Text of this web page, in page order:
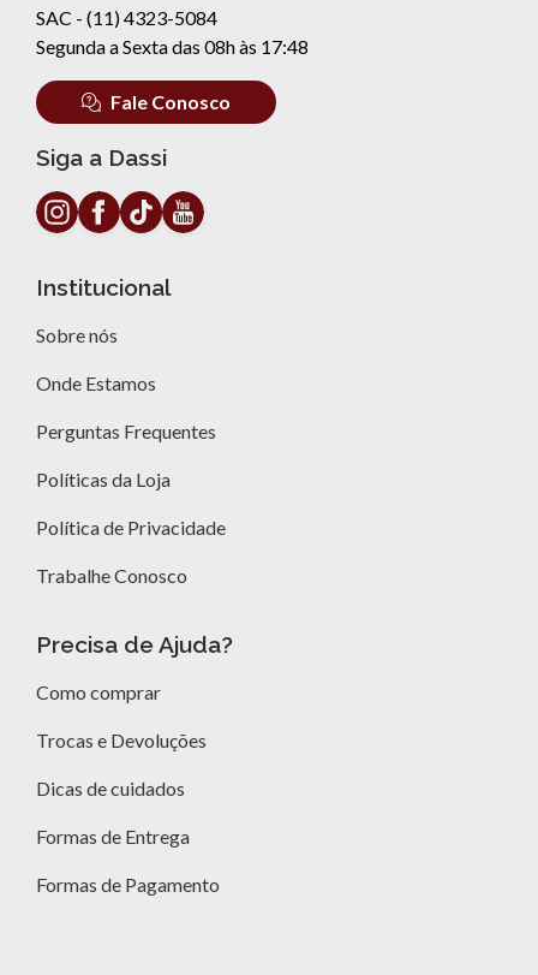
SAC - (11) 4323-5084
Segunda a Sexta das 08h às 17:48
Fale Conosco
Siga a Dassi
Institucional
Sobre nós
Onde Estamos
Perguntas Frequentes
Políticas da Loja
Política de Privacidade
Trabalhe Conosco
Precisa de Ajuda?
Como comprar
Trocas e Devoluções
Dicas de cuidados
Formas de Entrega
Formas de Pagamento